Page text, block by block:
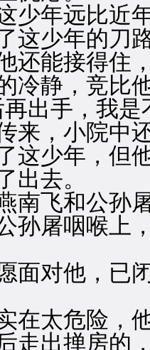
年远比近年
少年的刀路
能接得住
静，竞比他
手，我是
，小院中还
这少年，但
去。
飞和公孙
屠咽喉上，
对他，已闭
太危险，他
出掸房的，